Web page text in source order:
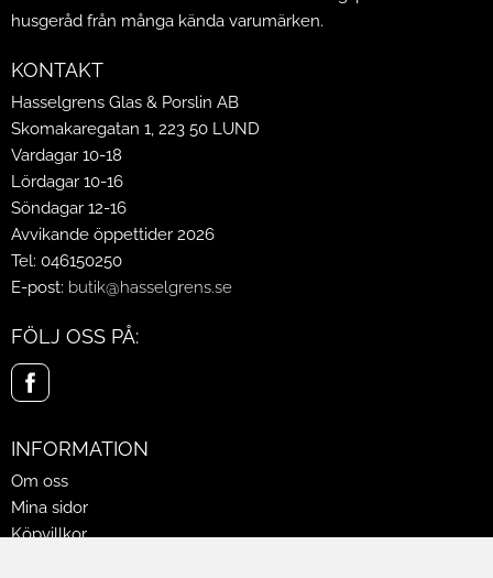
husgeråd från många kända varumärken.
KONTAKT
Hasselgrens Glas & Porslin AB
Skomakaregatan 1, 223 50 LUND
Vardagar 10-18
Lördagar 10-16
Söndagar 12-16
Avvikande öppettider 2026
Tel: 046150250
E-post: butik@hasselgrens.se
FÖLJ OSS PÅ:
INFORMATION
Om oss
Mina sidor
Köpvillkor